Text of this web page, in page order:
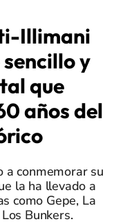
Illimani
y
que
años del
a conmemorar su
la ha llevado a
como Gepe, La
Bunkers.